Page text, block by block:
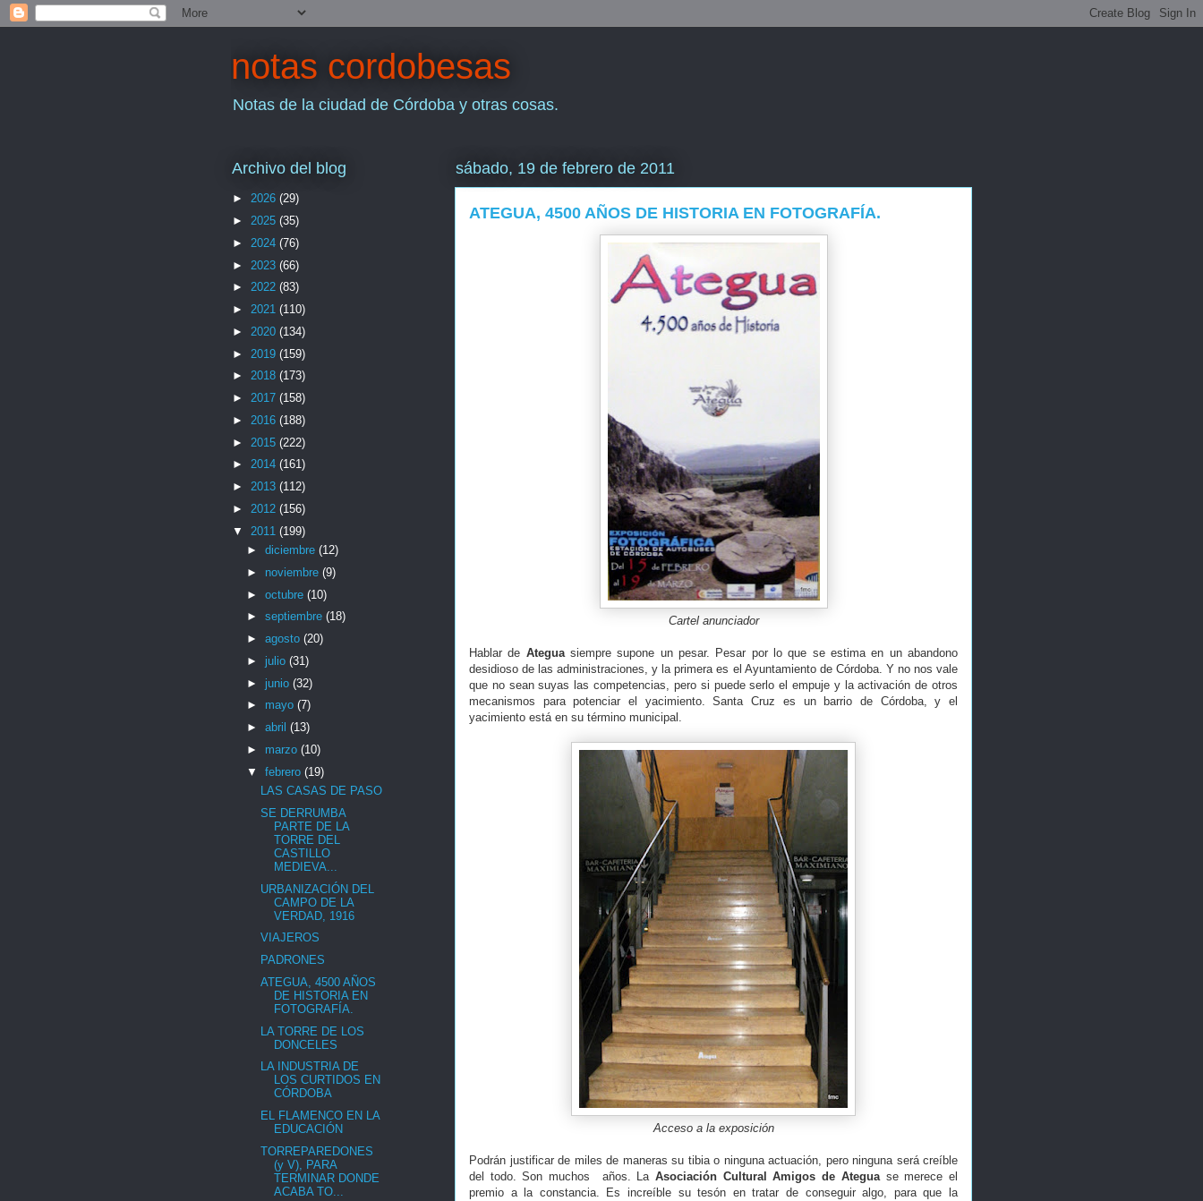
notas cordobesas
Notas de la ciudad de Córdoba y otras cosas.
sábado, 19 de febrero de 2011
ATEGUA, 4500 AÑOS DE HISTORIA EN FOTOGRAFÍA.
Cartel anunciador
Hablar de Ateguasiempre supone un pesar. Pesar por lo que se estima en un abandono
desidioso de las administraciones, y la primera es el Ayuntamiento de Córdoba. Y no nos vale
que no sean suyas las competencias, pero si puede serlo el empuje y la activación de otros
mecanismos para potenciar el yacimiento. Santa Cruz es un barrio de Córdoba, y el
yacimiento está en su término municipal.
Acceso a la exposición
Podrán justificar de miles de maneras su tibia o ninguna actuación, pero ninguna será creíble
del todo. Son muchos años. La Asociación Cultural Amigos de Ateguase merece el
premio a la constancia. Es increíble su tesón en tratar de conseguir algo, para que la
Archivo del blog
► 2026 (29)
► 2025 (35)
► 2024 (76)
► 2023 (66)
► 2022 (83)
► 2021 (110)
► 2020 (134)
► 2019 (159)
► 2018 (173)
► 2017 (158)
► 2016 (188)
► 2015 (222)
► 2014 (161)
► 2013 (112)
► 2012 (156)
▼ 2011 (199)
► diciembre (12)
► noviembre (9)
► octubre (10)
► septiembre (18)
► agosto (20)
► julio (31)
► junio (32)
► mayo (7)
► abril (13)
► marzo (10)
▼ febrero (19)
LAS CASAS DE PASO
SE DERRUMBA
PARTE DE LA
TORRE DEL
CASTILLO
MEDIEVA...
URBANIZACIÓN DEL
CAMPO DE LA
VERDAD, 1916
VIAJEROS
PADRONES
ATEGUA, 4500 AÑOS
DE HISTORIA EN
FOTOGRAFÍA.
LA TORRE DE LOS
DONCELES
LA INDUSTRIA DE
LOS CURTIDOS EN
CÓRDOBA
EL FLAMENCO EN LA
EDUCACIÓN
TORREPAREDONES
(y V), PARA
TERMINAR DONDE
ACABA TO...